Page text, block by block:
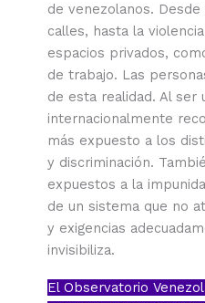
de venezolanos.
calles, hasta la
espacios privados,
de trabajo. Las
de esta realidad. Al ser
internacionalmente
más expuesto a los
y discriminación.
expuestos a la
de un sistema que no
y exigencias
invisibiliza.
El Observatorio